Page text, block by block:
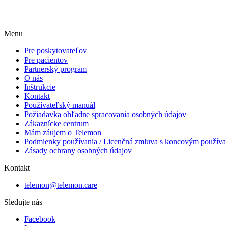
Menu
Pre poskytovateľov
Pre pacientov
Partnerský program
O nás
Inštrukcie
Kontakt
Používateľský manuál
Požiadavka ohľadne spracovania osobných údajov
Zákaznícke centrum
Mám záujem o Telemon
Podmienky používania / Licenčná zmluva s koncovým
Zásady ochrany osobných údajov
Kontakt
telemon@telemon.care
Sledujte nás
Facebook